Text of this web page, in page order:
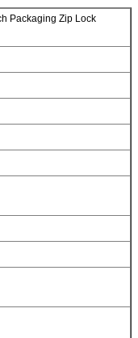
Packaging Zip Lock